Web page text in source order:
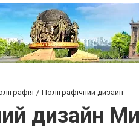
Поліграфічний дизайн
дизайн